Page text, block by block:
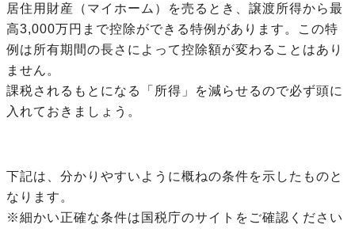
居住用財産（マイホーム）を売るとき、譲渡所得から最
高3,000万円まで控除ができる特例があります。この特
例は所有期間の長さによって控除額が変わることはあり
ません。
課税されるもとになる「所得」を減らせるので必ず頭に
入れておきましょう。
下記は、分かりやすいように概ねの条件を示したものと
なります。
※細かい正確な条件は国税庁のサイトをご確認ください